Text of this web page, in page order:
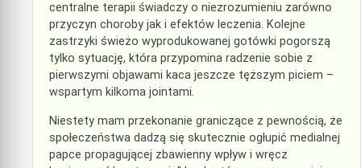
centralne terapii świadczy o niezrozumieniu zarówno
przyczyn choroby jak i efektów leczenia. Kolejne
zastrzyki świeżo wyprodukowanej gotówki pogorszą
tylko sytuację, która przypomina radzenie sobie z
pierwszymi objawami kaca jeszcze tęższym piciem –
wspartym kilkoma jointami.
Niestety mam przekonanie graniczące z pewnością, że
społeczeństwa dadzą się skutecznie ogłupić medialnej
papce propagującej zbawienny wpływ i wręcz